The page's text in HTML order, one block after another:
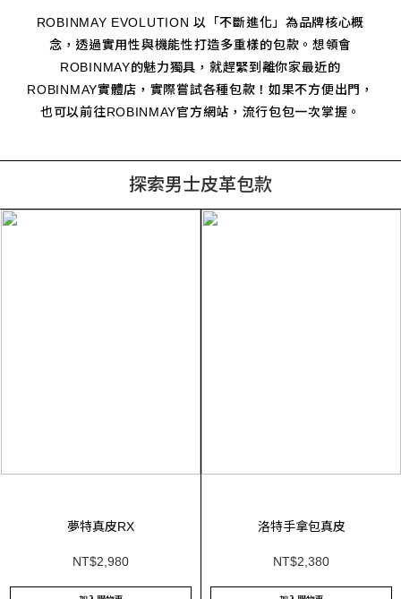
ROBINMAY EVOLUTION 以「不斷進化」為品牌核心概
念，透過實用性與機能性打造多重樣的包款。想領會
ROBINMAY的魅力獨具，就趕緊到離你家最近的
ROBINMAY實體店，實際嘗試各種包款！如果不方便出門，
也可以前往ROBINMAY官方網站，流行包包一次掌握。
探索男士皮革包款
夢特真皮RX
NT$2,980
洛特手拿包真皮
NT$2,380